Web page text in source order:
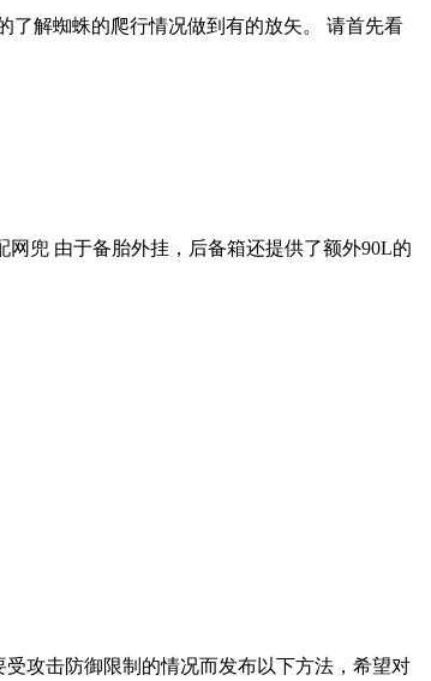
了解蜘蛛的爬行情况做到有的放矢。 请首先看
兜 由于备胎外挂，后备箱还提供了额外90L的
攻击防御限制的情况而发布以下方法，希望对